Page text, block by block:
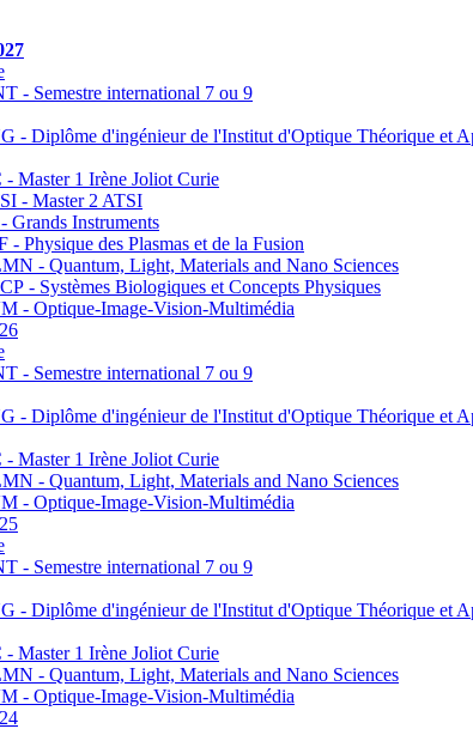
- Semestre international 7 ou 9
- Diplôme d'ingénieur de l'Institut d'Optique Théorique et
- Master 1 Irène Joliot Curie
- Master 2 ATSI
Grands Instruments
- Physique des Plasmas et de la Fusion
- Quantum, Light, Materials and Nano Sciences
- Systèmes Biologiques et Concepts Physiques
- Optique-Image-Vision-Multimédia
- Semestre international 7 ou 9
- Diplôme d'ingénieur de l'Institut d'Optique Théorique et
- Master 1 Irène Joliot Curie
- Quantum, Light, Materials and Nano Sciences
- Optique-Image-Vision-Multimédia
- Semestre international 7 ou 9
- Diplôme d'ingénieur de l'Institut d'Optique Théorique et
- Master 1 Irène Joliot Curie
- Quantum, Light, Materials and Nano Sciences
- Optique-Image-Vision-Multimédia